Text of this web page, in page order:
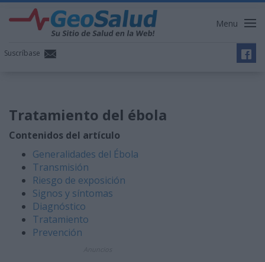
Menu
Suscríbase
Tratamiento del ébola
Contenidos del artículo
Generalidades del Ébola
Transmisión
Riesgo de exposición
Signos y síntomas
Diagnóstico
Tratamiento
Prevención